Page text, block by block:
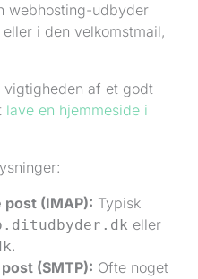
webhosting-udbyder
i den velkomstmail,
af et godt
lave en hjemmeside i
(IMAP): Typisk
eller
.
(SMTP): Ofte noget